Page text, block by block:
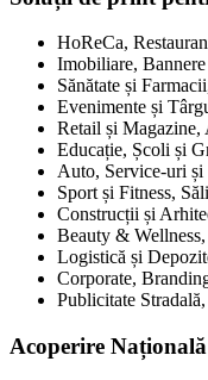
HoReCa,
Imobiliare,
Sănătate și
Evenimente și
Retail și
Educație, Școli și
Auto, Service-uri
Sport și Fitness,
Construcții și
Beauty &
Logistică și
Corporate,
Publicitate
Acoperire